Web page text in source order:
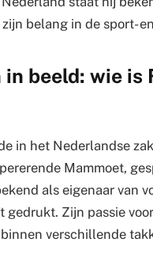
belang in de sport-
beeld: wie is
in het Nederlandse
Mammoet,
als eigenaar van
Zijn passie
verschillende